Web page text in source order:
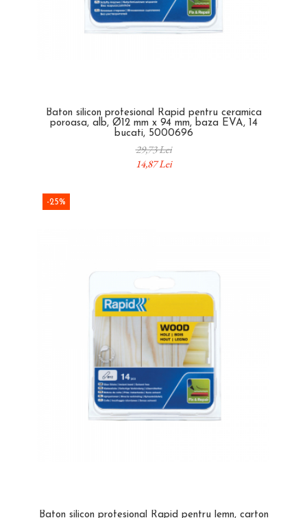
Baton silicon profesional Rapid pentru ceramica
poroasa, alb, Ø12 mm x 94 mm, baza EVA, 14
bucati, 5000696
29,73 Lei
14,87 Lei
-25%
Baton silicon profesional Rapid pentru lemn, carton